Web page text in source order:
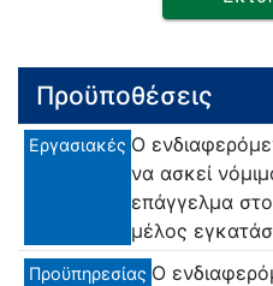
Προϋποθέσεις
Εργασιακές Ο
να ασκεί
επάγγελμα
μέλος
Προϋπηρεσίας Ο